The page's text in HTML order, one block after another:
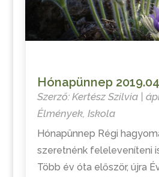
Hónapünnep
Szerző: Kertész Szilvia|
Élmények, Iskola
Hónapünnep Régi
szeretnénk feleleveníteni
Több év óta először, újra